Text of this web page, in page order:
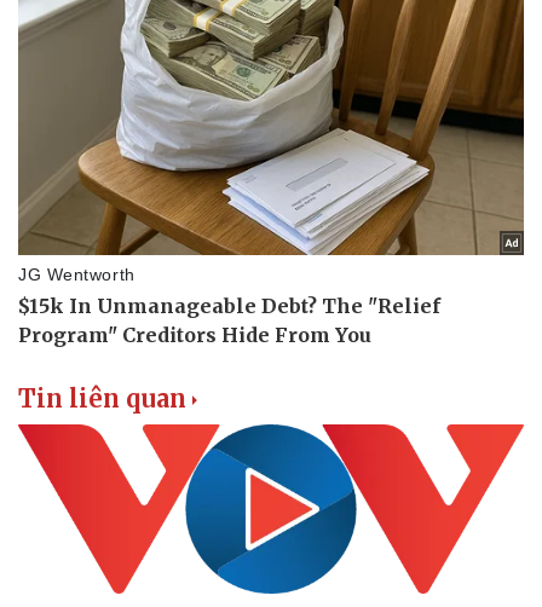
Lịch thi đấu bóng đá
Thế giới thể thao
eSports
Hậu trường
Ô tô - Xe máy
Ô tô
Xe máy
Tư vấn
Tin liên quan